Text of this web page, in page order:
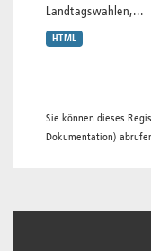
Landtagswahlen,...
HTML
Sie können dieses
Dokumentation)